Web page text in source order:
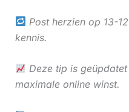
Post herzien op 13-
kennis.
Deze tip is
maximale online winst.